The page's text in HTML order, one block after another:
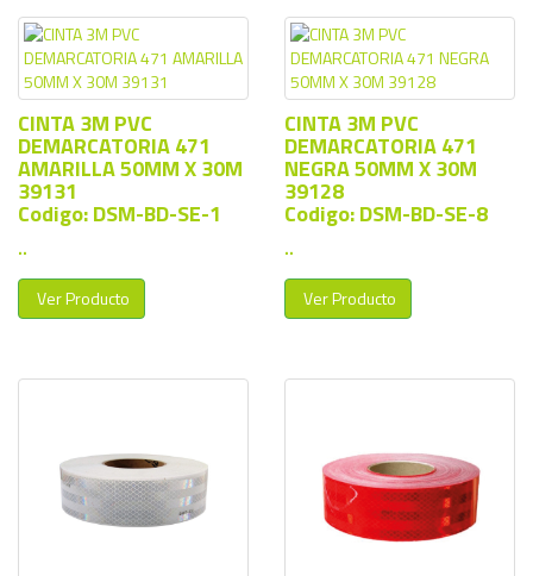
CINTA 3M PVC
DEMARCATORIA 471
AMARILLA 50MM X 30M
39131
Codigo: DSM-BD-SE-1
..
Ver Producto
CINTA 3M PVC
DEMARCATORIA 471
NEGRA 50MM X 30M
39128
Codigo: DSM-BD-SE-8
..
Ver Producto